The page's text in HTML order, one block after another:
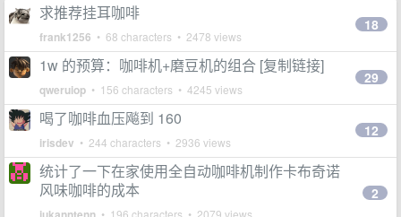
求推荐挂耳咖啡
frank1256 • 68 characters • 2478 views
18
1w 的预算：咖啡机+磨豆机的组合 [复制链接]
qweruiop • 156 characters • 4245 views
29
喝了咖啡血压飚到 160
irisdev • 244 characters • 2936 views
12
统计了一下在家使用全自动咖啡机制作卡布奇诺
风味咖啡的成本
• 196 characters • 2079 views
2